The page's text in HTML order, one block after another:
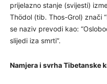
prijelazno stanje (svijesti)
Thödol (tib. Thos-Grol) znači
se naziv prevodi kao:
slijedi iza smrti”.
Namjera i svrha Tibetanske